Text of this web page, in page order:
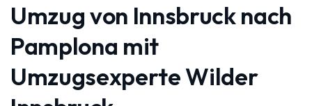
Umzug von Innsbruck nach
Pamplona mit
Umzugsexperte Wilder